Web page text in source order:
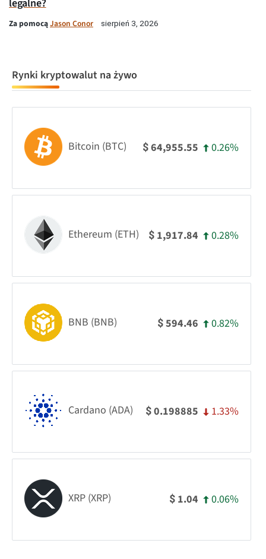
legalne?
Za pomocąJason Conor sierpień 3, 2026
Rynki kryptowalut na żywo
Bitcoin (BTC) $64,955.55 0.26%
Ethereum (ETH) $ 1,917.84 0.28%
BNB (BNB) $594.46 0.82%
Cardano (ADA) $0.198885 1.33%
XRP (XRP) $ 1.04 0.06%